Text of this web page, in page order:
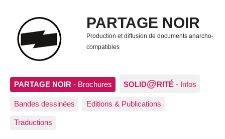
PARTAGE NOIR
Production et diffusion de documents anarcho-
compatibles
PARTAGE NOIR - Brochures SOLID@RITÉ - Infos
Bandes dessinées Editions & Publications
Traductions